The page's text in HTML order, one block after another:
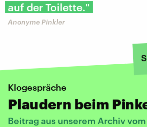
auf der Toilette."
Anonyme Pinkler
Klogespräche
Plaudern beim
Beitrag aus unserem Archiv vom